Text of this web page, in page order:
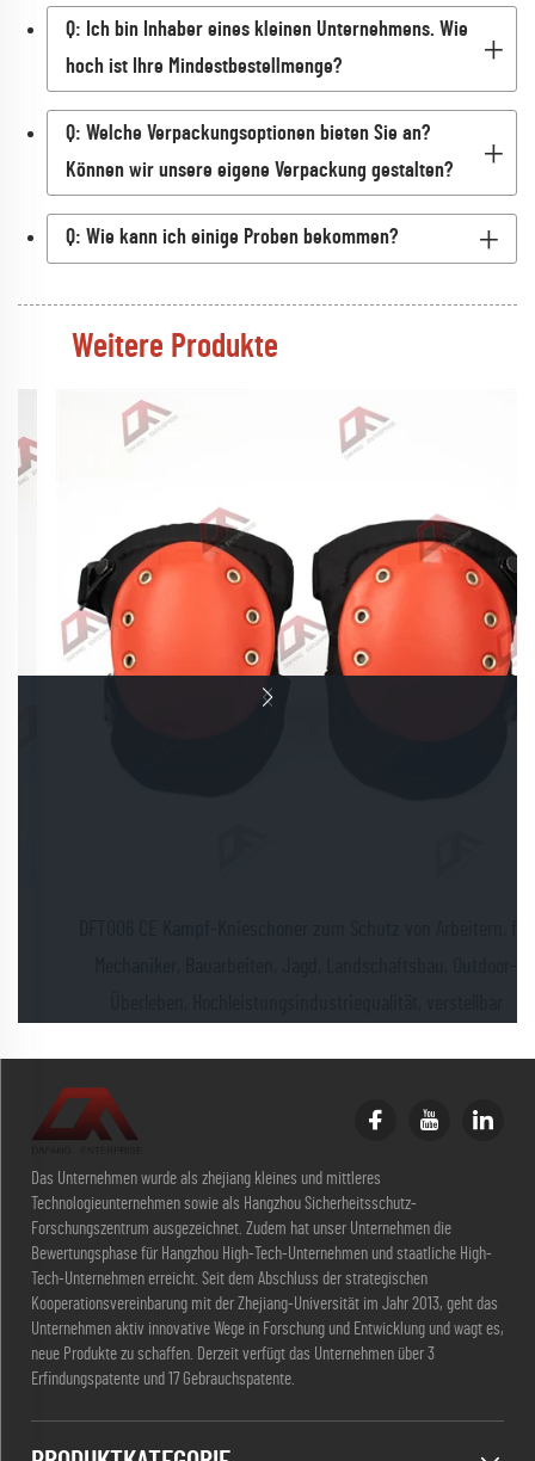
Q: Ich bin Inhaber eines kleinen Unternehmens. Wie
hoch ist Ihre Mindestbestellmenge?
Q: Welche Verpackungsoptionen bieten Sie an?
Können wir unsere eigene Verpackung gestalten?
Q: Wie kann ich einige Proben bekommen?
Weitere Produkte
Das Unternehmen wurde als zhejiang kleines und mittleres
Technologieunternehmen sowie als Hangzhou Sicherheitsschutz-
Forschungszentrum ausgezeichnet. Zudem hat unser Unternehmen die
Bewertungsphase für Hangzhou High-Tech-Unternehmen und staatliche High-
Tech-Unternehmen erreicht. Seit dem Abschluss der strategischen
Kooperationsvereinbarung mit der Zhejiang-Universität im Jahr 2013, geht das
Unternehmen aktiv innovative Wege in Forschung und Entwicklung und wagt es,
neue Produkte zu schaffen. Derzeit verfügt das Unternehmen über 3
Erfindungspatente und 17 Gebrauchspatente.